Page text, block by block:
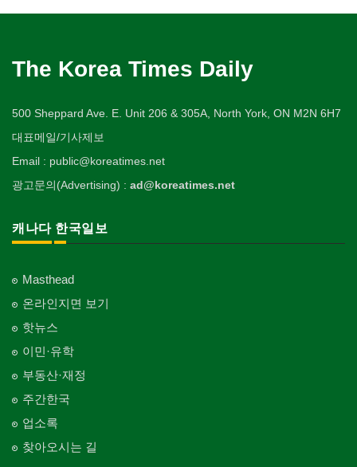
The Korea Times Daily
500 Sheppard Ave. E. Unit 206 & 305A, North York, ON M2N 6H7
대표메일/기사제보
Email : public@koreatimes.net
광고문의(Advertising) : ad@koreatimes.net
캐나다 한국일보
Masthead
온라인지면 보기
핫뉴스
이민·유학
부동산·재정
주간한국
업소록
찾아오시는 길